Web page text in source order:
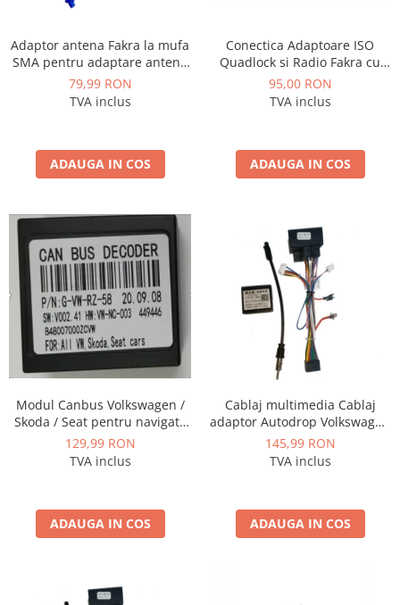
Honda
Isuzu
Subaru
Smart
Fiat
Jeep
Volvo
Ssangyong
Adaptor antena Fakra la mufa
SMA pentru adaptare antena
gps originala la sistem
aftermarket - AD-BGCGPSOEM
79,99 RON
TVA inclus
ADAUGA IN COS
Conectica Adaptoare ISO
Quadlock si Radio Fakra cu
amplificator pentru
Volkswagen - AD-ISOVWF
95,00 RON
TVA inclus
ADAUGA IN COS
Modul Canbus Volkswagen /
Skoda / Seat pentru navigatii
Android - AD-BGCVWCS
129,99 RON
TVA inclus
ADAUGA IN COS
Cablaj multimedia Cablaj
adaptor Autodrop Volkswagen
Golf 6 (2010-2013) pentru
Navigații multimedia Android
145,99 RON
TVA inclus
ADAUGA IN COS